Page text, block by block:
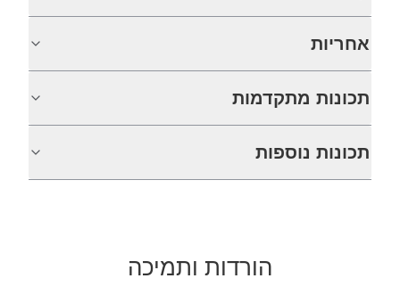
אחריות
תכונות מתקדמות
תכונות נוספות
הורדות ותמיכה